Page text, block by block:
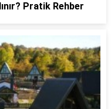
Pratik Rehber